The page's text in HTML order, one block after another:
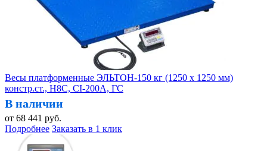
Весы платформенные ЭЛЬТОН-150 кг (1250 х 1250 мм)
констр.ст., H8C, CI-200A, ГС
В наличии
от 68 441 руб.
Подробнее Заказать в 1 клик